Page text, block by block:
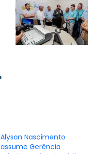
Alyson Nascimento
assume Gerência